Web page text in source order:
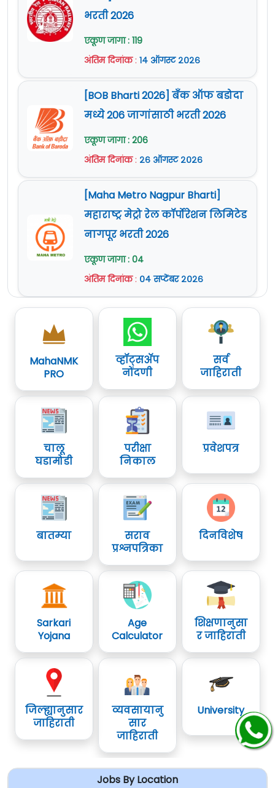
भरती 2026
एकूण जागा : 119
अंतिम दिनांक: १४ ऑगस्ट २०२६
[BOB Bharti 2026] बँक ऑफ बडोदा
मध्ये 206 जागांसाठी भरती 2026
एकूण जागा : 206
अंतिम दिनांक: २६ ऑगस्ट २०२६
[Maha Metro Nagpur Bharti]
महाराष्ट्र मेट्रो रेल कॉर्पोरेशन लिमिटेड
नागपूर भरती 2026
एकूण जागा : 04
अंतिम दिनांक: ०४ सप्टेंबर २०२६
MahaNMK
PRO
व्हॉट्सॲप
नोंदणी
सर्व
जाहिराती
चालू
घडामोडी
परीक्षा
निकाल
प्रवेशपत्र
बातम्या
सराव
प्रश्नपत्रिका
दिनविशेष
Sarkari
Yojana
Age
Calculator
शिक्षणानुसा
र जाहिराती
जिल्ह्यानुसार
जाहिराती
व्यवसायानु
सार
जाहिराती
University
Jobs By Location